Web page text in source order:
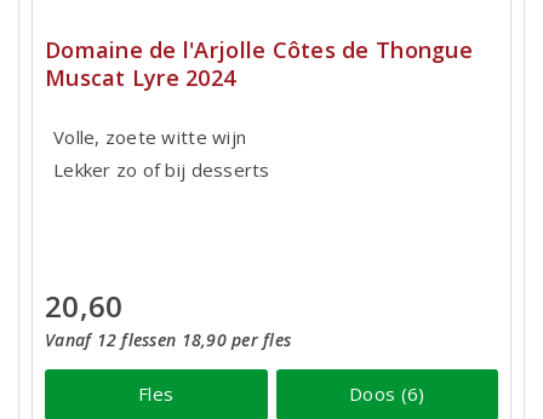
Domaine de l'Arjolle Côtes de Thongue
Muscat Lyre 2024
Volle, zoete witte wijn
Lekker zo of bij desserts
20,60
Vanaf 12 flessen 18,90 per fles
Fles Doos (6)